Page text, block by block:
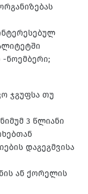
-ნოემბერი;
ჯგუფსა თუ
3 წლიანი
დაგეგმვისა
ან ქორელის